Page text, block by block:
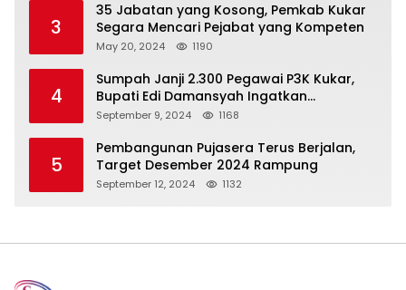
3
35 Jabatan yang Kosong, Pemkab Kukar
Segara Mencari Pejabat yang Kompeten
May 20, 2024 1190
4
Sumpah Janji 2.300 Pegawai P3K Kukar,
Bupati Edi Damansyah Ingatkan
Tanggung Jawab Baru
September 9, 2024 1168
5
Pembangunan Pujasera Terus Berjalan,
Target Desember 2024 Rampung
September 12, 2024 1132